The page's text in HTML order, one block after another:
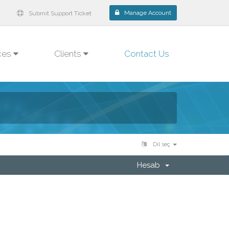
Submit Support Ticket Manage Account
Clients Contact Us
Dil seç
Hesab